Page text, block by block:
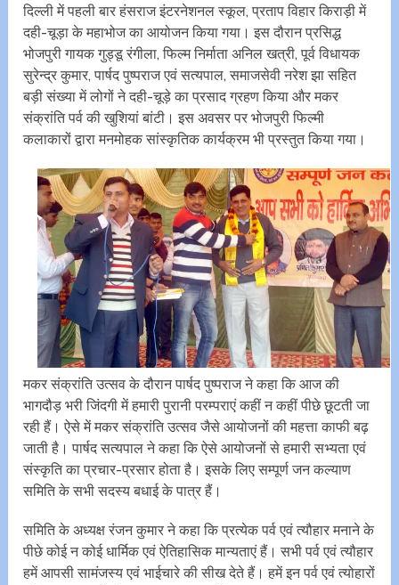
दिल्ली में पहली बार हंसराज इंटरनेशनल स्कूल, प्रताप विहार किराड़ी में
दही-चूड़ा के महाभोज का आयोजन किया गया। इस दौरान प्रसिद्ध
भोजपुरी गायक गुड्डू रंगीला, फिल्म निर्माता अनिल खत्री, पूर्व विधायक
सुरेन्द्र कुमार, पार्षद पुष्पराज एवं सत्यपाल, समाजसेवी नरेश झा सहित
बड़ी संख्या में लोगों ने दही-चूड़े का प्रसाद ग्रहण किया और मकर
संक्रांति पर्व की खुशियां बांटी। इस अवसर पर भोजपुरी फिल्मी
कलाकारों द्वारा मनमोहक सांस्कृतिक कार्यक्रम भी प्रस्तुत किया गया।
मकर संक्रांति उत्सव के दौरान पार्षद पुष्पराज ने कहा कि आज की
भागदौड़ भरी जिंदगी में हमारी पुरानी परम्पराएं कहीं न कहीं पीछे छूटती जा
रही हैं। ऐसे में मकर संक्रांति उत्सव जैसे आयोजनों की महत्ता काफी बढ़
जाती है। पार्षद सत्यपाल ने कहा कि ऐसे आयोजनों से हमारी सभ्यता एवं
संस्कृति का प्रचार-प्रसार होता है। इसके लिए सम्पूर्ण जन कल्याण
समिति के सभी सदस्य बधाई के पात्र हैं।
समिति के अध्यक्ष रंजन कुमार ने कहा कि प्रत्येक पर्व एवं त्यौहार मनाने के
पीछे कोई न कोई धार्मिक एवं ऐतिहासिक मान्यताएं हैं। सभी पर्व एवं त्यौहार
हमें आपसी सामंजस्य एवं भाईचारे की सीख देते हैं। हमें इन पर्व एवं त्योहारों